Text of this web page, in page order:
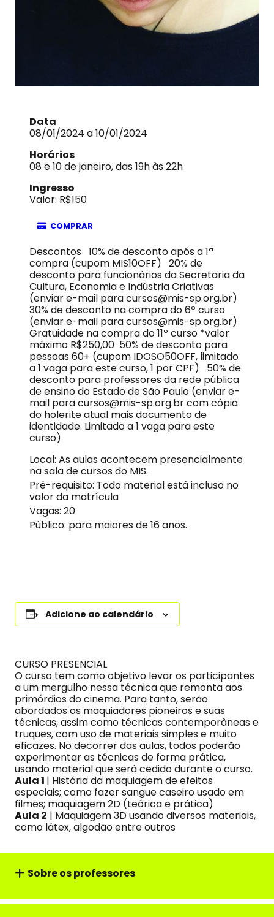
Data
08/01/2024 a 10/01/2024
Horários
08 e 10 de janeiro, das 19h às 22h
Ingresso
Valor: R$150
COMPRAR
Descontos 10% de desconto após a 1ª
compra (cupom MIS10OFF) 20% de
desconto para funcionários da Secretaria da
Cultura, Economia e Indústria Criativas
(enviar e-mail para cursos@mis-sp.org.br)
30% de desconto na compra do 6º curso
(enviar e-mail para cursos@mis-sp.org.br)
Gratuidade na compra do 11º curso *valor
máximo R$250,00 50% de desconto para
pessoas 60+ (cupom IDOSO50OFF, limitado
a 1 vaga para este curso, 1 por CPF) 50% de
desconto para professores da rede pública
de ensino do Estado de São Paulo (enviar e-
mail para cursos@mis-sp.org.br com cópia
do holerite atual mais documento de
identidade. Limitado a 1 vaga para este
curso)
Local: As aulas acontecem presencialmente
na sala de cursos do MIS.
Pré-requisito: Todo material está incluso no
valor da matrícula
Vagas: 20
Público: para maiores de 16 anos.
Adicione ao calendário
CURSO PRESENCIAL
O curso tem como objetivo levar os participantes
a um mergulho nessa técnica que remonta aos
primórdios do cinema. Para tanto, serão
abordados os maquiadores pioneiros e suas
técnicas, assim como técnicas contemporâneas e
truques, com uso de materiais simples e muito
eficazes. No decorrer das aulas, todos poderão
experimentar as técnicas de forma prática,
usando material que será cedido durante o curso.
Aula 1 | História da maquiagem de efeitos
especiais; como fazer sangue caseiro usado em
filmes; maquiagem 2D (teórica e prática)
Aula 2 | Maquiagem 3D usando diversos materiais,
como látex, algodão entre outros
Sobre os professores